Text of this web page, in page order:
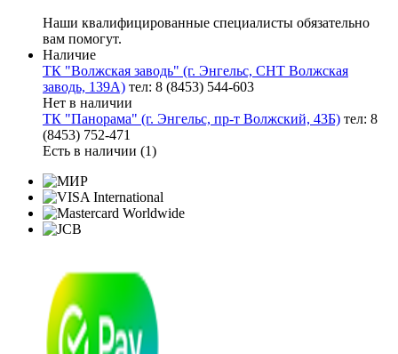
Наши квалифицированные специалисты обязательно
вам помогут.
Наличие
ТК "Волжская заводь" (г. Энгельс, СНТ Волжская
заводь, 139А) тел: 8 (8453) 544-603
Нет в наличии
ТК "Панорама" (г. Энгельс, пр-т Волжский, 43Б) тел: 8
(8453) 752-471
Есть в наличии (1)